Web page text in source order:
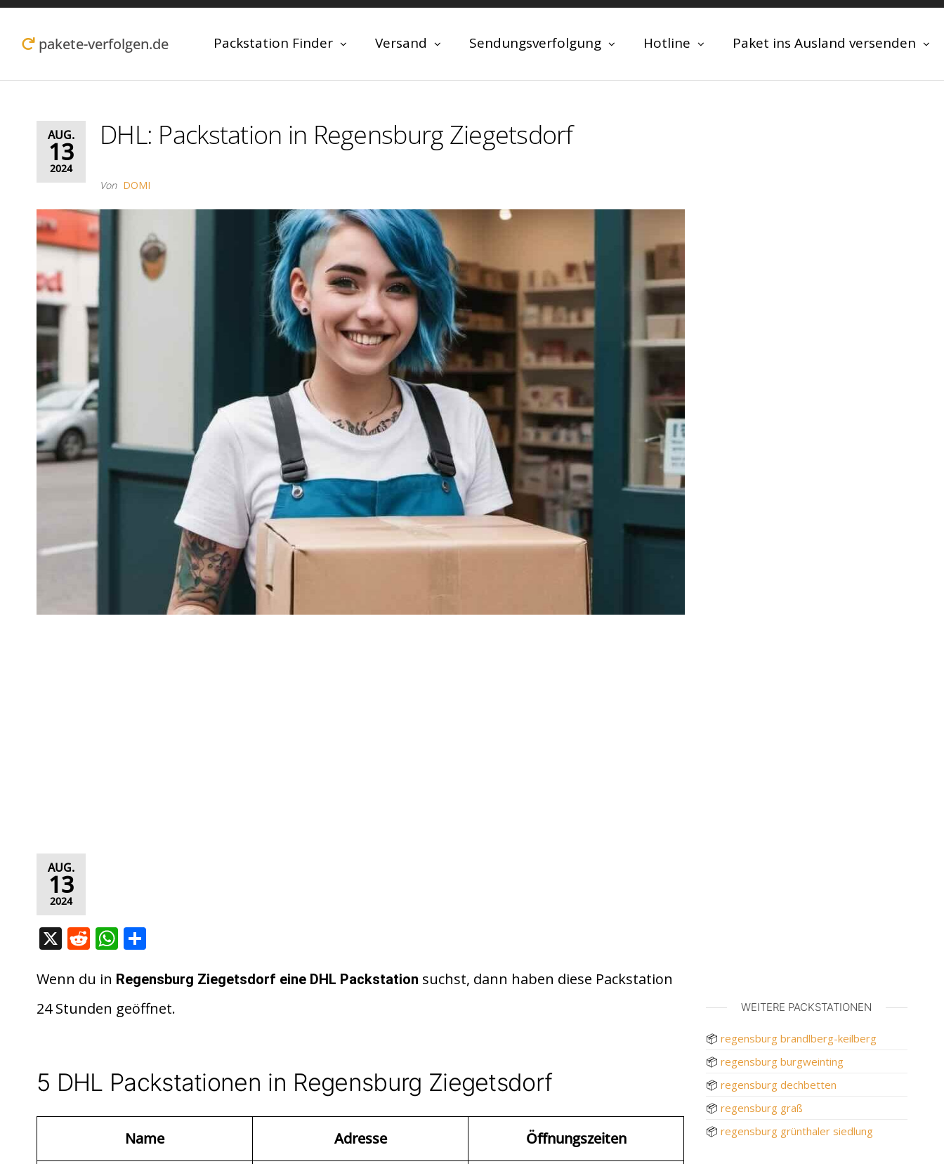
Zum
Inhalt pakete-verfolgen.de Packstation Finder Versand Sendungsverfolgung Hotline Paket ins Ausland versenden
AUG.
13
2024
DHL: Packstation in Regensburg Ziegetsdorf
Von DOMI
AUG.
13
2024
X R
d
di
W
at
s
p
le
n
Wenn du in Regensburg Ziegetsdorf eine DHL Packstation suchst, dann haben diese Packstation
24 Stunden geöffnet.
5 DHL Packstationen in Regensburg Ziegetsdorf
Name Adresse Öffnungszeiten
WEITERE PACKSTATIONEN
📦 regensburg brandlberg-keilberg
📦 regensburg burgweinting
📦 regensburg dechbetten
📦 regensburg graß
📦 regensburg grünthaler siedlung